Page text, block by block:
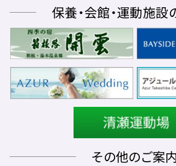
保養・会館・運動施設
その他のご案内